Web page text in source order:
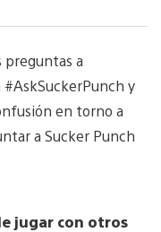
preguntas a
y
en torno a
a Sucker Punch
jugar con otros